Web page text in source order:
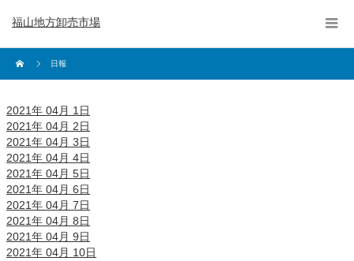
福山地方卸売市場
日報
2021年 04月 1日
2021年 04月 2日
2021年 04月 3日
2021年 04月 4日
2021年 04月 5日
2021年 04月 6日
2021年 04月 7日
2021年 04月 8日
2021年 04月 9日
2021年 04月 10日